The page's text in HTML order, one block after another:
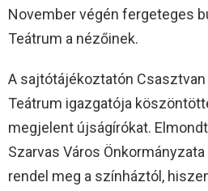
November végén fergeteges
Teátrum a nézőinek.
A sajtótájékoztatón Csasztvan
Teátrum igazgatója
megjelent újságírókat.
Szarvas Város
rendel meg a színháztól,